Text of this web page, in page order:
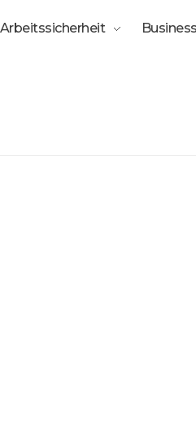
Arbeitssicherheit